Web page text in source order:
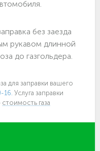
без заезда
рукавом длинной
до газгольдера.
для заправки вашего
16. Услуга заправки
стоимость газа